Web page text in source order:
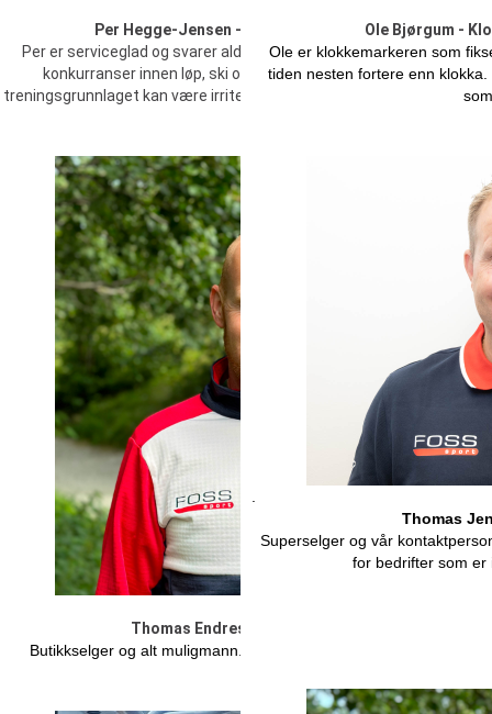
Per Hegge-Jensen - Sjefssmører & Altmuligmann
Per er serviceglad og svarer aldri nei om noe må fikses. Han stiller i
konkurranser innen løp, ski og sykkel. Per gjør det alltid bra selv
treningsgrunnlaget kan være irriterende tynt. Var med og startet
Ole Bjørgum -
Ole er klokkemarkeren som
tiden nesten fortere enn
Thomas Endresen - Butikkmedarbeider
Butikkselger og alt muligmann. Supermosjonisten som trener og
Thomas
Superselger og vår
for bedrifter som er